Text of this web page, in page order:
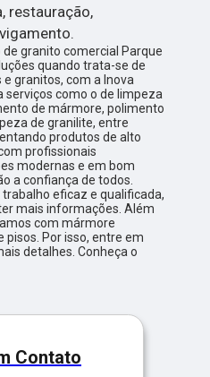
restauração,
granito comercial Parque
quando trata-se de
granitos, com a Inova
serviços como o de limpeza
de mármore, polimento
de granilite, entre
produtos de alto
profissionais
modernas e em bom
a confiança de todos.
eficaz e qualificada,
mais informações. Além
com mármore
pisos. Por isso, entre em
detalhes. Conheça o
Contato